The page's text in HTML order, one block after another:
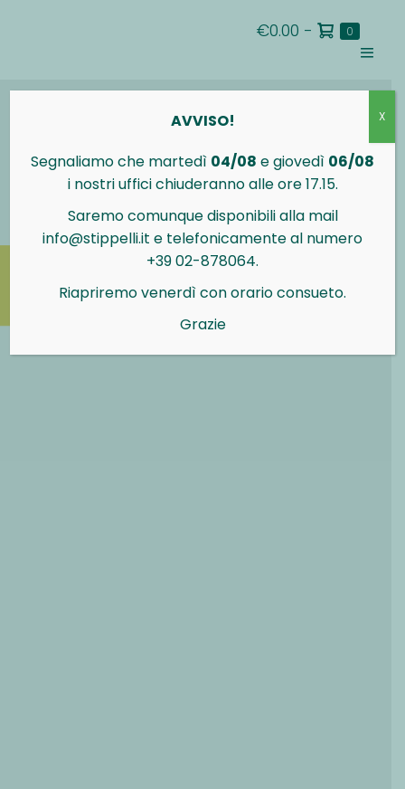
Carrello
€0.00 - 0Articoli
nel
carrello
AVVISO!
Segnaliamo che martedì 04/08 e giovedì 06/08
i nostri uffici chiuderanno alle ore 17.15.
Saremo comunque disponibili alla mail
info@stippelli.it e telefonicamente al numero
+39 02-878064.
Riapriremo venerdì con orario consueto.
Grazie
X